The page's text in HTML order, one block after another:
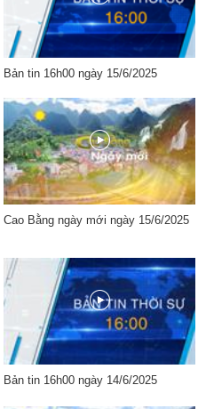
Bản tin 16h00 ngày 15/6/2025
Cao Bằng ngày mới ngày 15/6/2025
Bản tin 16h00 ngày 14/6/2025